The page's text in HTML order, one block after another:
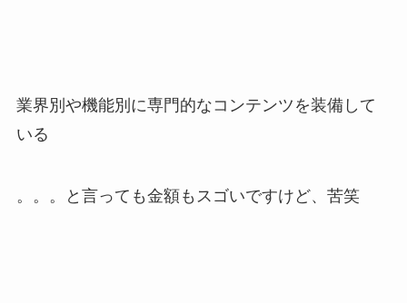
業界別や機能別に専門的なコンテンツを装備して
いる
。。。と言っても金額もスゴいですけど、苦笑